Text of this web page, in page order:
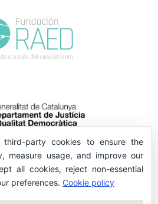
party cookies to ensure the
measure usage, and improve our
all cookies, reject non-essential
preferences. Cookie policy